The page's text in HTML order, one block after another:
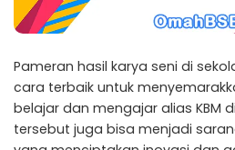
Pameran hasil karya seni di
cara terbaik untuk
belajar dan mengajar alias KBM
tersebut juga bisa menjadi